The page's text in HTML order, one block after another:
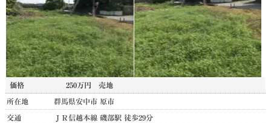
価格 250万円 売地
所在地 群馬県安中市 原市
交通 ＪＲ信越本線 磯部駅 徒歩29分